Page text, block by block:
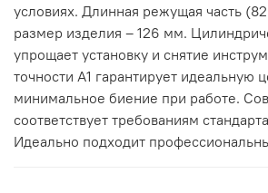
условиях. Длинная режущая часть
размер изделия – 126 мм.
упрощает установку и снятие
точности А1 гарантирует идеальную
минимальное биение при работе.
соответствует требованиям
Идеально подходит